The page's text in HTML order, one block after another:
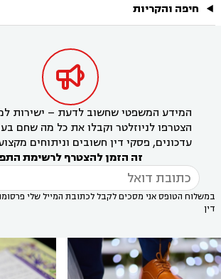
חיפה והקריות

המידע המשפטי שחשוב לדעת – ישירות
הצטרפו לניוזלטר וקבלו את כל מה שחם
עדכונים, פסקי דין חשובים וניתוחים
זה הזמן להצטרף לרשימת
במשלוח הטופס אני מסכים לקבל לכתובת המייל שלי
דין